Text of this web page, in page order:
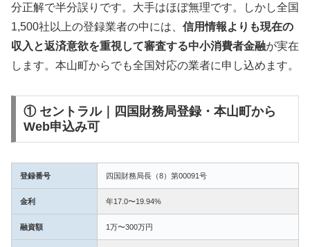
分正解で半分誤りです。大手はほぼ無理です。しかし全国
1,500社以上の登録業者の中には、 信用情報よりも現在の
収入と返済意欲を重視して審査する中小消費者金融が実在
します。本山町からでも全国対応の業者に申し込めます。
① セントラル｜四国財務局登録・本山町から
Web申込み可
登録番号 四国財務局長（8）第00091号
金利 年17.0〜19.94%
融資額 1万〜300万円